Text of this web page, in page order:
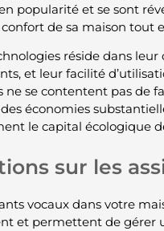
popularité et se sont
de sa maison
réside dans
et leur facilité
ne se contentent pas de
économies
le capital écologique
sur les
vocaux dans votre
et permettent de gérer